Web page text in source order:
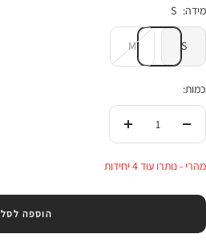
מידה: S
S
M
כמות:
העלי
מהרי - נותרו עוד 4 יחידות
הוספה לסל